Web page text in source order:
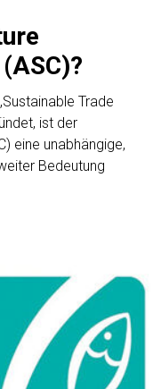
Trade
ist der
eine unabhängige,
Bedeutung